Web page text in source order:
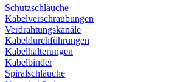
Schutzschläuche
Kabelverschraubungen
Verdrahtungskanäle
Kabeldurchführungen
Kabelhalterungen
Kabelbinder
Spiralschläuche